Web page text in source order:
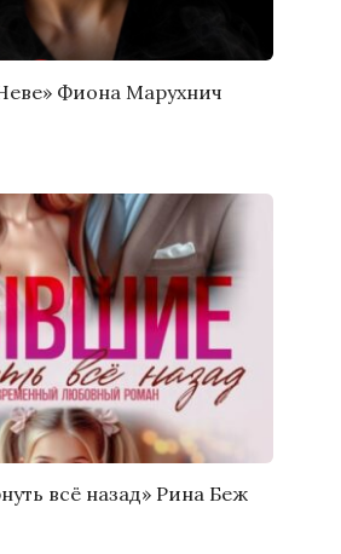
Фиона Марухнич
всё назад» Рина Беж